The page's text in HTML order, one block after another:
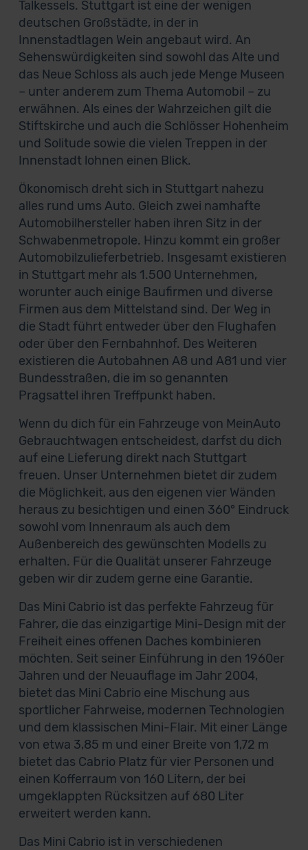
Talkessels. Stuttgart ist eine der wenigen
deutschen Großstädte, in der in
Innenstadtlagen Wein angebaut wird. An
Sehenswürdigkeiten sind sowohl das Alte und
das Neue Schloss als auch jede Menge Museen
– unter anderem zum Thema Automobil – zu
erwähnen. Als eines der Wahrzeichen gilt die
Stiftskirche und auch die Schlösser Hohenheim
und Solitude sowie die vielen Treppen in der
Innenstadt lohnen einen Blick.
Ökonomisch dreht sich in Stuttgart nahezu
alles rund ums Auto. Gleich zwei namhafte
Automobilhersteller haben ihren Sitz in der
Schwabenmetropole. Hinzu kommt ein großer
Automobilzulieferbetrieb. Insgesamt existieren
in Stuttgart mehr als 1.500 Unternehmen,
worunter auch einige Baufirmen und diverse
Firmen aus dem Mittelstand sind. Der Weg in
die Stadt führt entweder über den Flughafen
oder über den Fernbahnhof. Des Weiteren
existieren die Autobahnen A8 und A81 und vier
Bundesstraßen, die im so genannten
Pragsattel ihren Treffpunkt haben.
Wenn du dich für ein Fahrzeuge von MeinAuto
Gebrauchtwagen entscheidest, darfst du dich
auf eine Lieferung direkt nach Stuttgart
freuen. Unser Unternehmen bietet dir zudem
die Möglichkeit, aus den eigenen vier Wänden
heraus zu besichtigen und einen 360° Eindruck
sowohl vom Innenraum als auch dem
Außenbereich des gewünschten Modells zu
erhalten. Für die Qualität unserer Fahrzeuge
geben wir dir zudem gerne eine Garantie.
Das Mini Cabrio ist das perfekte Fahrzeug für
Fahrer, die das einzigartige Mini-Design mit der
Freiheit eines offenen Daches kombinieren
möchten. Seit seiner Einführung in den 1960er
Jahren und der Neuauflage im Jahr 2004,
bietet das Mini Cabrio eine Mischung aus
sportlicher Fahrweise, modernen Technologien
und dem klassischen Mini-Flair. Mit einer Länge
von etwa 3,85 m und einer Breite von 1,72 m
bietet das Cabrio Platz für vier Personen und
einen Kofferraum von 160 Litern, der bei
umgeklappten Rücksitzen auf 680 Liter
erweitert werden kann.
Das Mini Cabrio ist in verschiedenen